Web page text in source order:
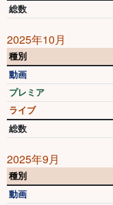
総数
2025年10月
種別
動画
プレミア
ライブ
総数
2025年9月
種別
動画